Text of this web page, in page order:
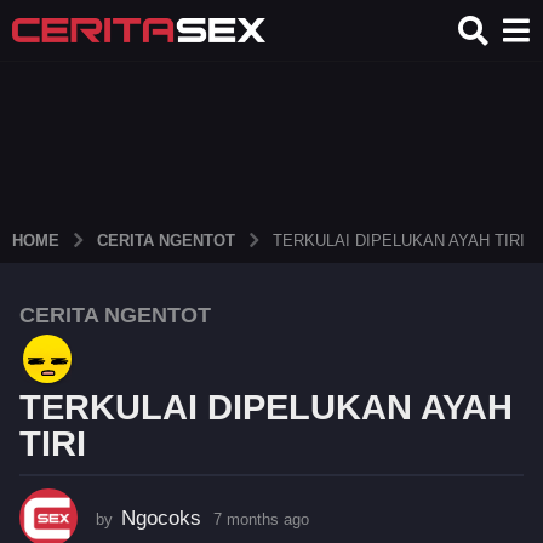
HOME CERITA NGENTOT TERKULAI DIPELUKAN AYAH TIRI
7
m
o
n
t
h
s
a
CERITA NGENTOT
TERKULAI DIPELUKAN AYAH
TIRI
by Ngocoks 7 months ago